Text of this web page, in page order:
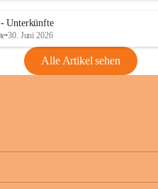
Unterkünfte
•30. Juni 2026
Alle Artikel sehen